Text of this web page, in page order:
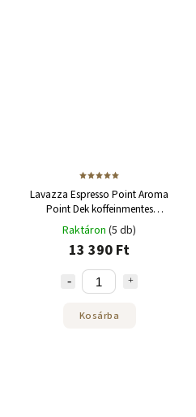
Lavazza Espresso Point Aroma
Point Dek koffeinmentes
eszpresszó 100% arabica 100
db
Raktáron (5 db)
13 390 Ft
Kosárba